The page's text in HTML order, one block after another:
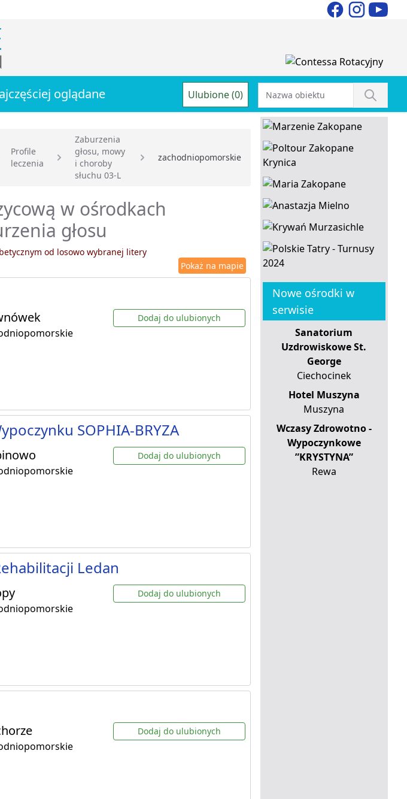
oglądane Ulubione (0)
Profile
leczenia
Zaburzenia
głosu, mowy
i choroby
słuchu 03-L
zachodniopomorskie
w ośrodkach
głosu
od losowo wybranej litery
Pokaż na mapie
Dodaj do ulubionych
SOPHIA-BRYZA
Dodaj do ulubionych
Ledan
Dodaj do ulubionych
Dodaj do ulubionych
Nowe ośrodki w
serwisie
Sanatorium
Uzdrowiskowe St.
George
Ciechocinek
Hotel Muszyna
Muszyna
Wczasy Zdrowotno -
Wypoczynkowe
”KRYSTYNA”
Rewa